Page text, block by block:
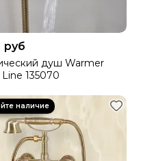
руб
душ Warmer
135070